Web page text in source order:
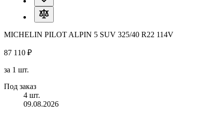
MICHELIN PILOT ALPIN 5 SUV 325/40 R22 114V
87 110 ₽
за 1 шт.
Под заказ
4 шт.
09.08.2026